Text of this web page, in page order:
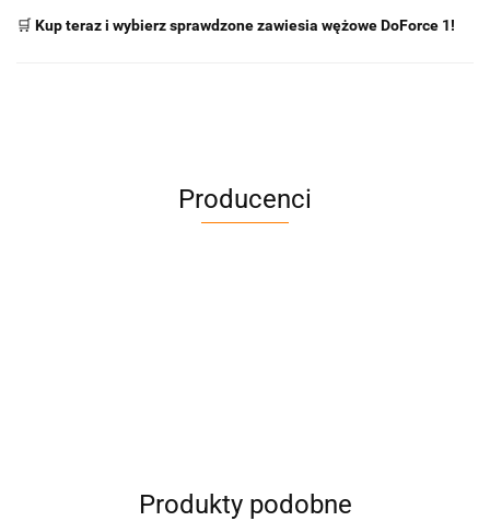
🛒 Kup teraz i wybierz sprawdzone zawiesia wężowe DoForce 1!
Producenci
Produkty podobne